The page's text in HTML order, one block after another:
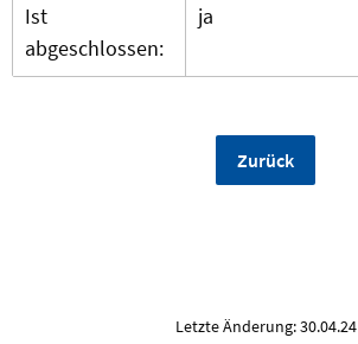
Ist
abgeschlossen:
ja
Zurück
Letzte Änderung: 30.04.24